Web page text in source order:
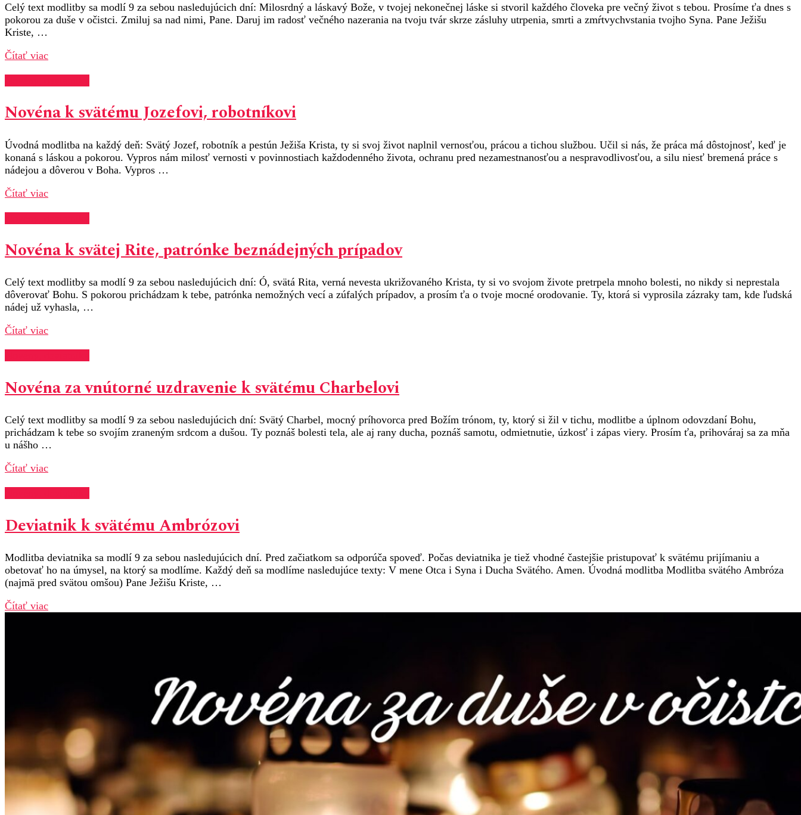
Celý text modlitby sa modlí 9 za sebou nasledujúcich dní: Milosrdný a láskavý Bože, v tvojej nekonečnej láske si stvoril každého človeka pre večný život s tebou. Prosíme ťa dnes s
pokorou za duše v očistci. Zmiluj sa nad nimi, Pane. Daruj im radosť večného nazerania na tvoju tvár skrze zásluhy utrpenia, smrti a zmŕtvychvstania tvojho Syna. Pane Ježišu
Kriste, …
Čítať viac
Novéna k svätému Jozefovi, robotníkovi
Úvodná modlitba na každý deň: Svätý Jozef, robotník a pestún Ježiša Krista, ty si svoj život naplnil vernosťou, prácou a tichou službou. Učil si nás, že práca má dôstojnosť, keď je
konaná s láskou a pokorou. Vypros nám milosť vernosti v povinnostiach každodenného života, ochranu pred nezamestnanosťou a nespravodlivosťou, a silu niesť bremená práce s
nádejou a dôverou v Boha. Vypros …
Čítať viac
Novéna k svätej Rite, patrónke beznádejných prípadov
Celý text modlitby sa modlí 9 za sebou nasledujúcich dní: Ó, svätá Rita, verná nevesta ukrižovaného Krista, ty si vo svojom živote pretrpela mnoho bolesti, no nikdy si neprestala
dôverovať Bohu. S pokorou prichádzam k tebe, patrónka nemožných vecí a zúfalých prípadov, a prosím ťa o tvoje mocné orodovanie. Ty, ktorá si vyprosila zázraky tam, kde ľudská
nádej už vyhasla, …
Čítať viac
Novéna za vnútorné uzdravenie k svätému Charbelovi
Celý text modlitby sa modlí 9 za sebou nasledujúcich dní: Svätý Charbel, mocný príhovorca pred Božím trónom, ty, ktorý si žil v tichu, modlitbe a úplnom odovzdaní Bohu,
prichádzam k tebe so svojím zraneným srdcom a dušou. Ty poznáš bolesti tela, ale aj rany ducha, poznáš samotu, odmietnutie, úzkosť i zápas viery. Prosím ťa, prihováraj sa za mňa
u nášho …
Čítať viac
Deviatnik k svätému Ambrózovi
Modlitba deviatnika sa modlí 9 za sebou nasledujúcich dní. Pred začiatkom sa odporúča spoveď. Počas deviatnika je tiež vhodné častejšie pristupovať k svätému prijímaniu a
obetovať ho na úmysel, na ktorý sa modlíme. Každý deň sa modlíme nasledujúce texty: V mene Otca i Syna i Ducha Svätého. Amen. Úvodná modlitba Modlitba svätého Ambróza
(najmä pred svätou omšou) Pane Ježišu Kriste, …
Čítať viac